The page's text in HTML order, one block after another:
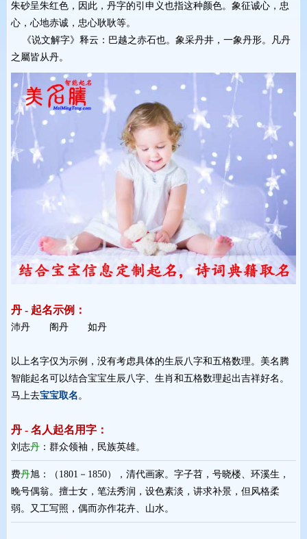
朱砂呈朱红色，因此，丹字的引申义也指这种颜色。象征诚心，忠
心，心地赤诚，忠心耿耿等。
《说文解字》释云：巴越之赤石也。象采丹井，一象丹形。凡丹
之屬皆从丹。
丹 - 起名示例：
沛丹 阁丹 如丹
以上名字仅为示例，没有考虑具体的生辰八字和五格数理。美名腾
智能起名可以结合宝宝生辰八字、生肖和五格数理起出吉祥好名。
马上去宝宝取名。
丹 - 名人起名用字：
刘志丹 ：群众领袖，民族英雄。
费丹旭：（1801－1850），清代画家。字子苕，号晓楼、环溪生，
晚号偶翁。擅士女，笔法秀润，设色素淡，讲求补景，但风格柔
弱。又工写照，偶而亦作花卉、山水。